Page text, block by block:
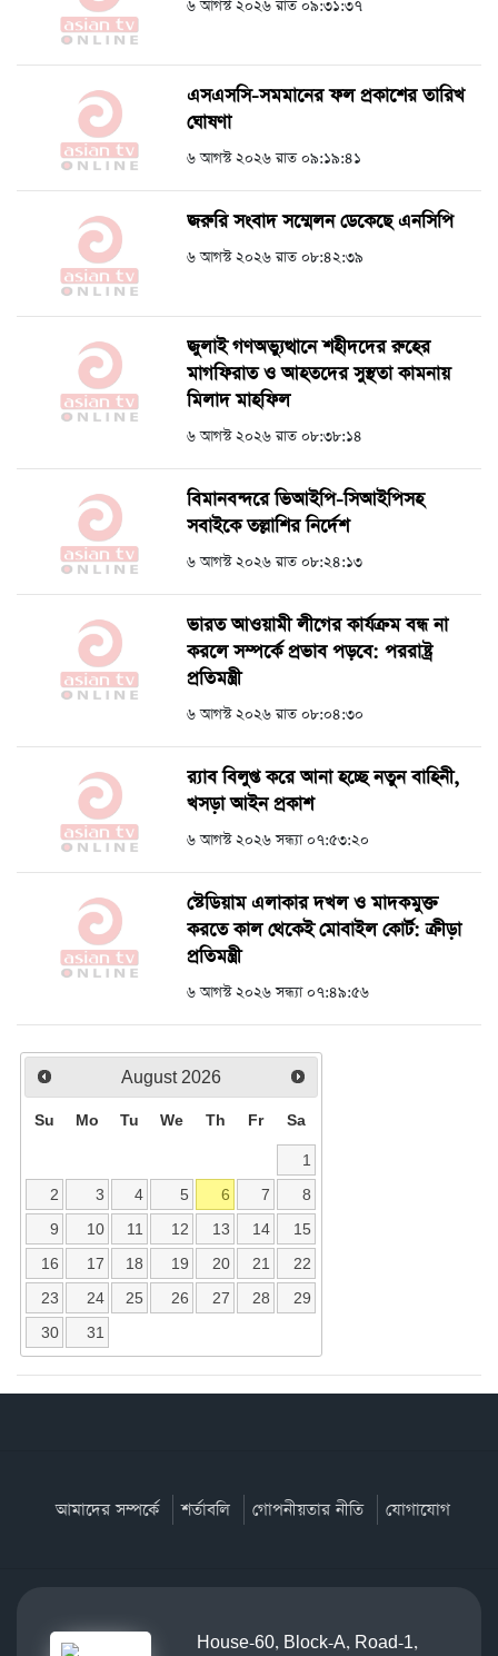
৬ আগস্ট ২০২৬ রাত ০৯:৩১:৩৭
এসএসসি-সমমানের ফল প্রকাশের তারিখ
ঘোষণা
৬ আগস্ট ২০২৬ রাত ০৯:১৯:৪১
জরুরি সংবাদ সম্মেলন ডেকেছে এনসিপি
৬ আগস্ট ২০২৬ রাত ০৮:৪২:৩৯
জুলাই গণঅভ্যুত্থানে শহীদদের রুহের
মাগফিরাত ও আহতদের সুস্থতা কামনায়
মিলাদ মাহফিল
৬ আগস্ট ২০২৬ রাত ০৮:৩৮:১৪
বিমানবন্দরে ভিআইপি-সিআইপিসহ
সবাইকে তল্লাশির নির্দেশ
৬ আগস্ট ২০২৬ রাত ০৮:২৪:১৩
ভারত আওয়ামী লীগের কার্যক্রম বন্ধ না
করলে সম্পর্কে প্রভাব পড়বে: পররাষ্ট্র
প্রতিমন্ত্রী
৬ আগস্ট ২০২৬ রাত ০৮:০৪:৩০
র‍্যাব বিলুপ্ত করে আনা হচ্ছে নতুন বাহিনী,
খসড়া আইন প্রকাশ
৬ আগস্ট ২০২৬ সন্ধ্যা ০৭:৫৩:২০
স্টেডিয়াম এলাকার দখল ও মাদকমুক্ত
করতে কাল থেকেই মোবাইল কোর্ট: ক্রীড়া
প্রতিমন্ত্রী
৬ আগস্ট ২০২৬ সন্ধ্যা ০৭:৪৯:৫৬
August 2026
Su Mo Tu We Th Fr Sa
1
2
3 4 5 6 7
8
9
10 11 12 13 14
15
16
17 18 19 20 21
22
23
24 25 26 27 28
29
30
31
আমাদের সম্পর্কে শর্তাবলি গোপনীয়তার নীতি যোগাযোগ
House-60, Block-A, Road-1,